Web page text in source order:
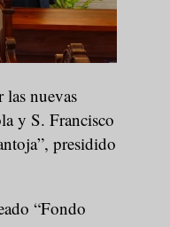
nuevas
y S. Francisco
presidido
“Fondo